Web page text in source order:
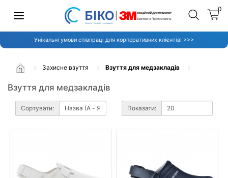
0
Унікальні умови співпраці для корпоративних клієнтів! >>>
Захисне взуття Взуття для медзакладів
Взуття для медзакладів
Сортувати: Показати: